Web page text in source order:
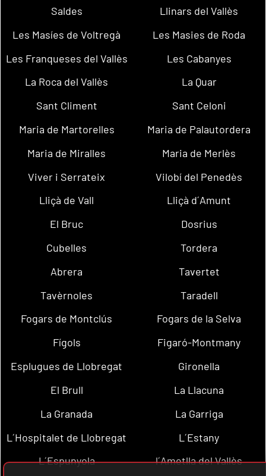
Saldes
Llinars del Vallès
Les Masíes de Voltregà
Les Masies de Roda
Les Franqueses del Vallès
Les Cabanyes
La Roca del Vallès
La Quar
Sant Climent
Sant Celoni
Maria de Martorelles
Maria de Palautordera
Maria de Miralles
Maria de Merlès
Viver i Serrateix
Vilobí del Penedès
Lliçà de Vall
Lliçà d´Amunt
El Bruc
Dosrius
Cubelles
Tordera
Abrera
Tavertet
Tavèrnoles
Taradell
Fogars de Montclús
Fogars de la Selva
Fígols
Figaró-Montmany
Esplugues de Llobregat
Gironella
El Brull
La Llacuna
La Granada
La Garriga
L´Hospitalet de Llobregat
L´Estany
L´Espunyola
l´Ametlla del Vallès